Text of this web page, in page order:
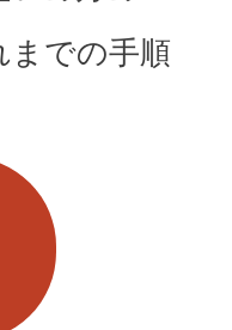
までの手順